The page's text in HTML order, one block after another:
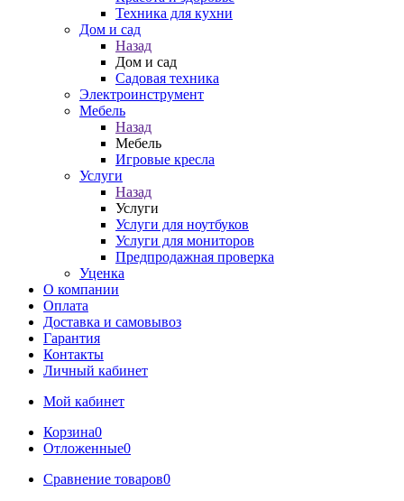
Техника для кухни
Дом и сад
Назад
Дом и сад
Садовая техника
Электроинструмент
Мебель
Назад
Мебель
Игровые кресла
Услуги
Назад
Услуги
Услуги для ноутбуков
Услуги для мониторов
Предпродажная проверка
Уценка
О компании
Оплата
Доставка и самовывоз
Гарантия
Контакты
Личный кабинет
Мой кабинет
Корзина0
Отложенные0
Сравнение товаров0